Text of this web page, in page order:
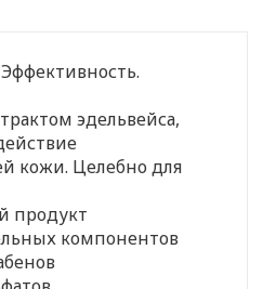
эдельвейса,
кожи. Целебно для
продукт
компонентов